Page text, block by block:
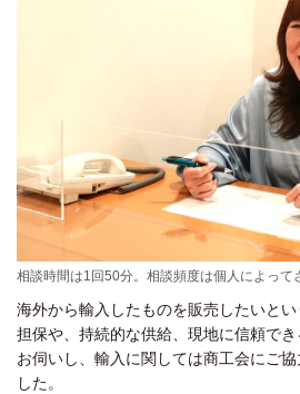
相談時間は1回50分。相談頻度は個人によって
海外から輸入したものを販売したいと
担保や、持続的な供給、現地に信頼で
お伺いし、輸入に関しては商工会にご
した。